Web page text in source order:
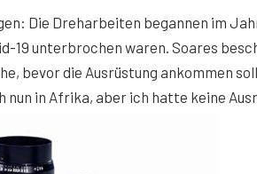
Die Dreharbeiten begannen im
19 unterbrochen waren. Soares
bevor die Ausrüstung ankommen
nun in Afrika, aber ich hatte keine